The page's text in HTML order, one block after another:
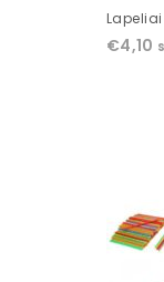
0
of
€4,10